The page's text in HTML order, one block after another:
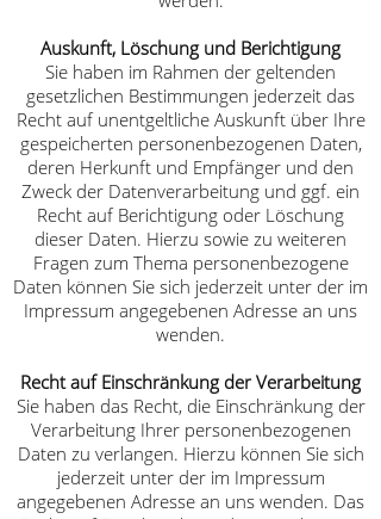
Auskunft, Löschung und Berichtigung
Sie haben im Rahmen der geltenden
gesetzlichen Bestimmungen jederzeit das
Recht auf unentgeltliche Auskunft über Ihre
gespeicherten personenbezogenen Daten,
deren Herkunft und Empfänger und den
Zweck der Datenverarbeitung und ggf. ein
Recht auf Berichtigung oder Löschung
dieser Daten. Hierzu sowie zu weiteren
Fragen zum Thema personenbezogene
Daten können Sie sich jederzeit unter der im
Impressum angegebenen Adresse an uns
wenden.
Recht auf Einschränkung der Verarbeitung
Sie haben das Recht, die Einschränkung der
Verarbeitung Ihrer personenbezogenen
Daten zu verlangen. Hierzu können Sie sich
jederzeit unter der im Impressum
angegebenen Adresse an uns wenden. Das